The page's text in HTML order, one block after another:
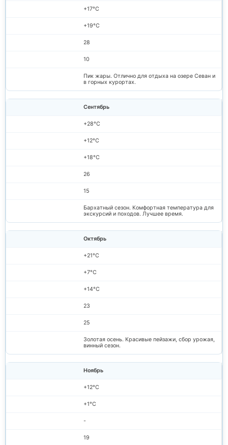
+17°C
+19°C
28
10
Пик жары. Отлично для отдыха на озере Севан и
в горных курортах.
Сентябрь
+28°C
+12°C
+18°C
26
15
Бархатный сезон. Комфортная температура для
экскурсий и походов. Лучшее время.
Октябрь
+21°C
+7°C
+14°C
23
25
Золотая осень. Красивые пейзажи, сбор урожая,
винный сезон.
Ноябрь
+12°C
+1°C
-
19